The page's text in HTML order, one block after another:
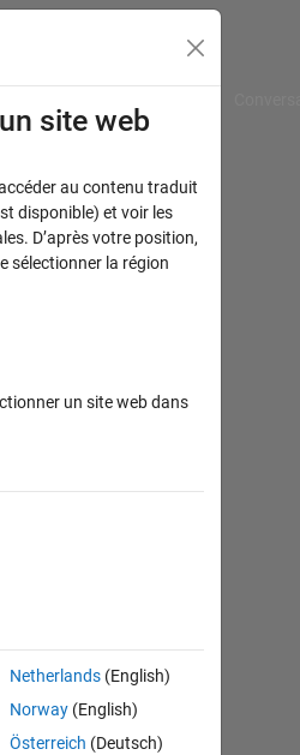
site web
au contenu traduit
disponible) et voir les
D’après votre position,
sélectionner la région
un site web dans
Netherlands(English)
Norway(English)
Österreich (Deutsch)